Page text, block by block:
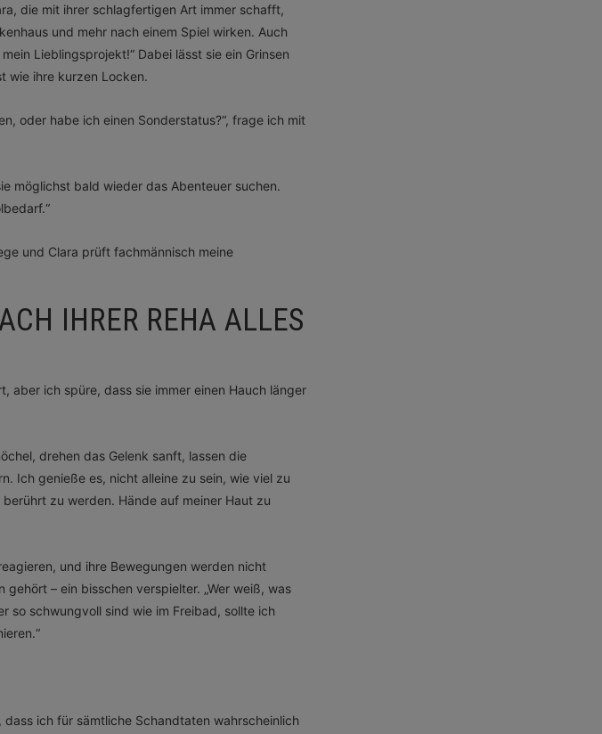
die mit ihrer schlagfertigen Art immer schafft,
und mehr nach einem Spiel wirken. Auch
Lieblingsprojekt!“ Dabei lässt sie ein Grinsen
wie ihre kurzen Locken.
oder habe ich einen Sonderstatus?“, frage ich mit
möglichst bald wieder das Abenteuer suchen.
und Clara prüft fachmännisch meine
IHRER REHA ALLES A
aber ich spüre, dass sie immer einen Hauch länger
drehen das Gelenk sanft, lassen die
Ich genieße es, nicht alleine zu sein, wie viel zu
zu werden. Hände auf meiner Haut zu
und ihre Bewegungen werden nicht
– ein bisschen verspielter. „Wer weiß, was
so schwungvoll sind wie im Freibad, sollte ich
ich für sämtliche Schandtaten wahrscheinlich